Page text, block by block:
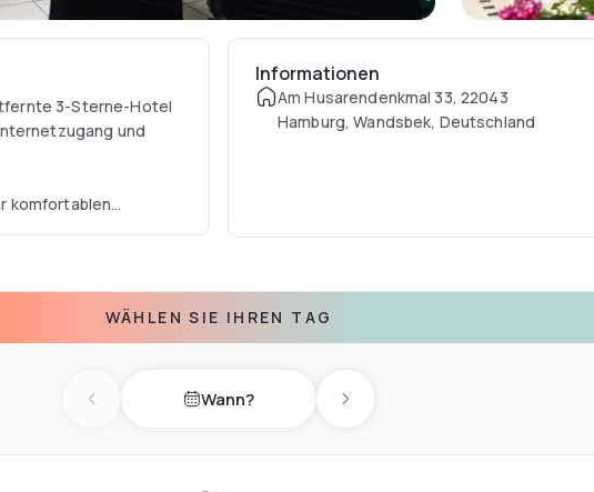
3-Sterne-Hotel
und
komfortablen
Informationen
Am Husarendenkmal 33, 22043
Hamburg, Wandsbek, Deutschland
WÄHLEN SIE IHREN TAG
Previous day Wann? Next day